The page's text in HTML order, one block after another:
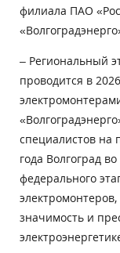
филиала ПАО
– Региональный
проводится в
специалистов на
года Волгоград
федерального
значимость и